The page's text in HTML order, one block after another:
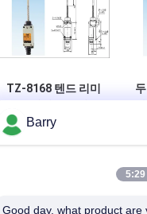
TZ-8168 텐드 리미
틸 리본 타입 방진
Barry
5:29
Good day, what product are